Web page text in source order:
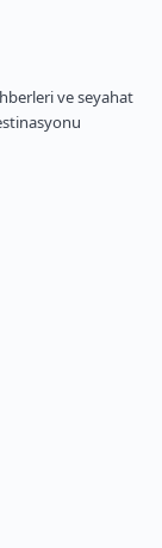
ve seyahat